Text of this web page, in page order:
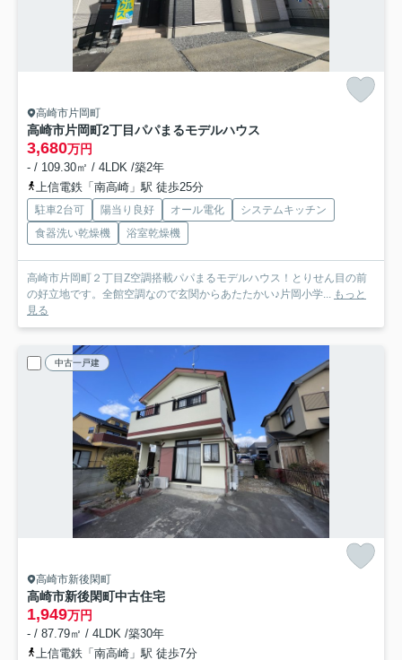
高崎市片岡町
高崎市片岡町2丁目パパまるモデルハウス
3,680万円
- / 109.30㎡ / 4LDK /築2年
上信電鉄「南高崎」駅 徒歩25分
駐車2台可 陽当り良好 オール電化
システムキッチン
食器洗い乾燥機
浴室乾燥機
高崎市片岡町２丁目Z空調搭載パパまるモデルハウス！とりせん目の前
の好立地です。全館空調なので玄関からあたたかい♪片岡小学... もっと
見る
中古一戸建
高崎市新後閑町
高崎市新後閑町中古住宅
1,949万円
- / 87.79㎡ / 4LDK /築30年
上信電鉄「南高崎」駅 徒歩7分